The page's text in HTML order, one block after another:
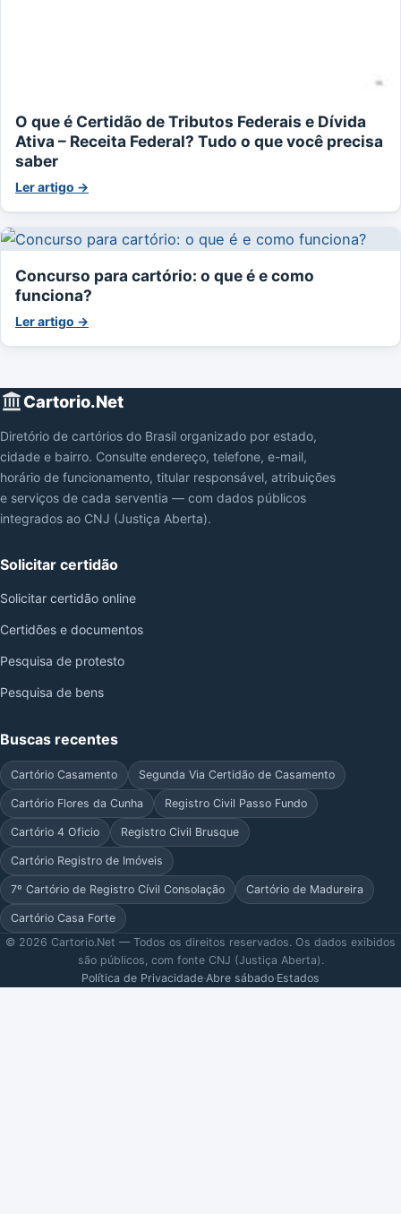
O que é Certidão de Tributos Federais e Dívida
Ativa – Receita Federal? Tudo o que você precisa
saber
Ler artigo →
Concurso para cartório: o que é e como
funciona?
Ler artigo →
Cartorio.Net
Diretório de cartórios do Brasil organizado por estado,
cidade e bairro. Consulte endereço, telefone, e-mail,
horário de funcionamento, titular responsável, atribuições
e serviços de cada serventia — com dados públicos
integrados ao CNJ (Justiça Aberta).
Solicitar certidão
Solicitar certidão online
Certidões e documentos
Pesquisa de protesto
Pesquisa de bens
Buscas recentes
Cartório Casamento Segunda Via Certidão de Casamento
Cartório Flores da Cunha Registro Civil Passo Fundo
Cartório 4 Oficio Registro Civil Brusque
Cartório Registro de Imóveis
7º Cartório de Registro Cívil Consolação Cartório de Madureira
Cartório Casa Forte
© 2026 Cartorio.Net — Todos os direitos reservados. Os dados exibidos
são públicos, com fonte CNJ (Justiça Aberta).
Política de Privacidade·Abre sábado·Estados